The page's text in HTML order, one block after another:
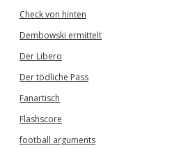
Check von hinten
Dembowski ermittelt
Der Libero
Der tödliche Pass
Fanartisch
Flashscore
football arguments